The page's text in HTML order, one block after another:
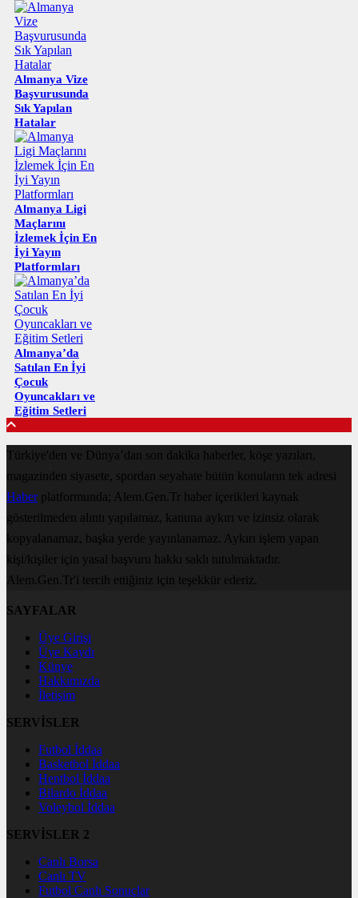
Almanya Vize
Başvurusunda
Sık Yapılan
Hatalar
Almanya Ligi
Maçlarını
İzlemek İçin En
İyi Yayın
Platformları
Almanya’da
Satılan En İyi
Çocuk
Oyuncakları ve
Eğitim Setleri
Türkiye'den ve Dünya’dan son dakika haberler, köşe yazıları,
magazinden siyasete, spordan seyahate bütün konuların tek adresi
Haberplatformunda; Alem.Gen.Tr haber içerikleri kaynak
gösterilmeden alıntı yapılamaz, kanuna aykırı ve izinsiz olarak
kopyalanamaz, başka yerde yayınlanamaz. Aykırı işlem yapan
kişi/kişiler için yasal başvuru hakkı saklı tutulmaktadır.
Alem.Gen.Tr'i tercih ettiğiniz için teşekkür ederiz.
SAYFALAR
Üye Girişi
Üye Kaydı
Künye
Hakkımızda
İletişim
SERVİSLER
Futbol İddaa
Basketbol İddaa
Hentbol İddaa
Bilardo İddaa
Voleybol İddaa
SERVİSLER 2
Canlı Borsa
Canlı TV
Futbol Canlı Sonuçlar